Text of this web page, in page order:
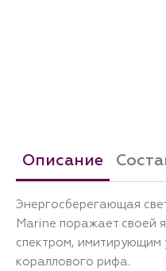
Описание
Энергосберегающая
Marine поражает своей
спектром, имитирующим
кораллового рифа.